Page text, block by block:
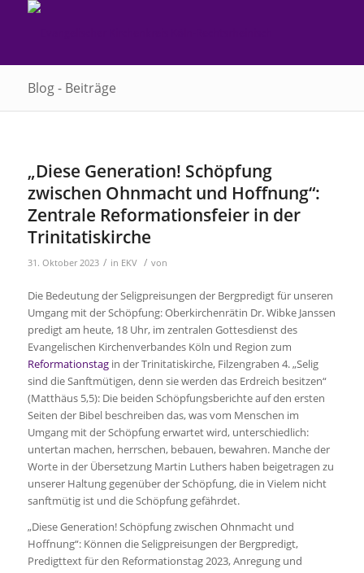
Blog - Beiträge
„Diese Generation! Schöpfung
zwischen Ohnmacht und Hoffnung“:
Zentrale Reformationsfeier in der
Trinitatiskirche
31. Oktober 2023 / in EKV / von
Die Bedeutung der Seligpreisungen der Bergpredigt für unseren
Umgang mit der Schöpfung: Oberkirchenrätin Dr. Wibke Janssen
predigt am heute, 18 Uhr, im zentralen Gottesdienst des
Evangelischen Kirchenverbandes Köln und Region zum
Reformationstagin der Trinitatiskirche, Filzengraben 4. „Selig
sind die Sanftmütigen, denn sie werden das Erdreich besitzen“
(Matthäus 5,5): Die beiden Schöpfungsberichte auf den ersten
Seiten der Bibel beschreiben das, was vom Menschen im
Umgang mit der Schöpfung erwartet wird, unterschiedlich:
untertan machen, herrschen, bebauen, bewahren. Manche der
Worte in der Übersetzung Martin Luthers haben beigetragen zu
unserer Haltung gegenüber der Schöpfung, die in Vielem nicht
sanftmütig ist und die Schöpfung gefährdet.
„Diese Generation! Schöpfung zwischen Ohnmacht und
Hoffnung“: Können die Seligpreisungen der Bergpredigt,
Predigttext für den Reformationstag 2023, Anregung und